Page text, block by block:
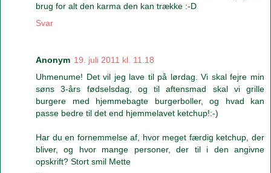
brug for alt den karma den kan trække :-D
Svar
Anonym 19. juli 2011 kl. 11.18
Uhmenume! Det vil jeg lave til på lørdag. Vi skal fejre min
søns 3-års fødselsdag, og til aftensmad skal vi grille
burgere med hjemmebagte burgerboller, og hvad kan
passe bedre til det end hjemmelavet ketchup!:-)
Har du en fornemmelse af, hvor meget færdig ketchup, der
bliver, og hvor mange personer, der til i den angivne
opskrift? Stort smil Mette